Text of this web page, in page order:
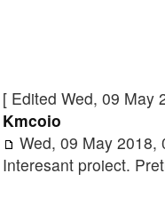
[ Edited Wed, 09 May
Kmcoio
Wed, 09 May 2018,
Interesant proiect.